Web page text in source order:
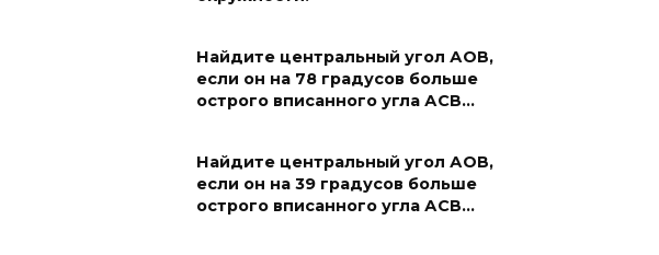
Найдите центральный угол АОВ,
если он на 78 градусов больше
острого вписанного угла АСВ…
Найдите центральный угол АОВ,
если он на 39 градусов больше
острого вписанного угла АСВ…